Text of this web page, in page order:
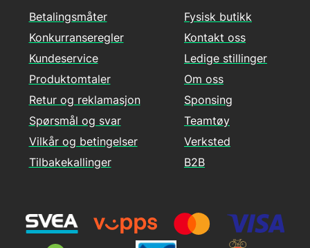
Betalingsmåter
Konkurranseregler
Kundeservice
Produktomtaler
Retur og reklamasjon
Spørsmål og svar
Vilkår og betingelser
Tilbakekallinger
Fysisk butikk
Kontakt oss
Ledige stillinger
Om oss
Sponsing
Teamtøy
Verksted
B2B